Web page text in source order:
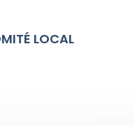
LOCAL